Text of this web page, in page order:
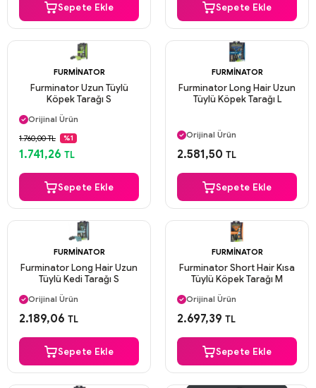
Sepete Ekle Sepete Ekle
FURMINATOR
Furminator Uzun Tüylü
Köpek Tarağı S
Aynı Gün Kargo
Orijinal Ürün
Güvenli Ödeme
Aynı Gün Kargo
1.760,00 TL %1
1.741,26 TL
Sepete Ekle
FURMINATOR
Furminator Long Hair Uzun
Tüylü Köpek Tarağı L
Orijinal Ürün
Güvenli Ödeme
2.581,50 TL
Sepete Ekle
FURMINATOR
Furminator Long Hair Uzun
Tüylü Kedi Tarağı S
Aynı Gün Kargo
Orijinal Ürün
Güvenli Ödeme
2.189,06 TL
Sepete Ekle
FURMINATOR
Furminator Short Hair Kısa
Tüylü Köpek Tarağı M
Aynı Gün Kargo
Orijinal Ürün
Güvenli Ödeme
2.697,39 TL
Sepete Ekle